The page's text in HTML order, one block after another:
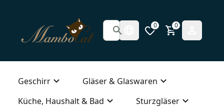
0 0
Geschirr
Gläser & Glaswaren
Küche, Haushalt & Bad
Sturzgläser